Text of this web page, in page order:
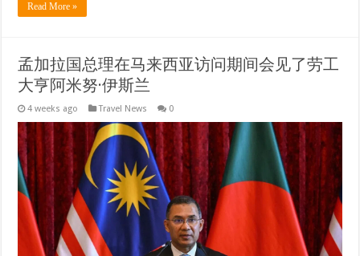
Read More »
孟加拉国总理在马来西亚访问期间会见了劳工
大亨阿米努·伊斯兰
4 weeks ago Travel News 0